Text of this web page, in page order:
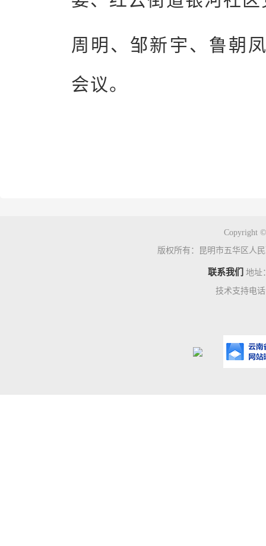
周明、邹新宇、鲁朝
会议。
Copyright
版权所有：昆明市五华区人
联系我们 地址
技术支持电